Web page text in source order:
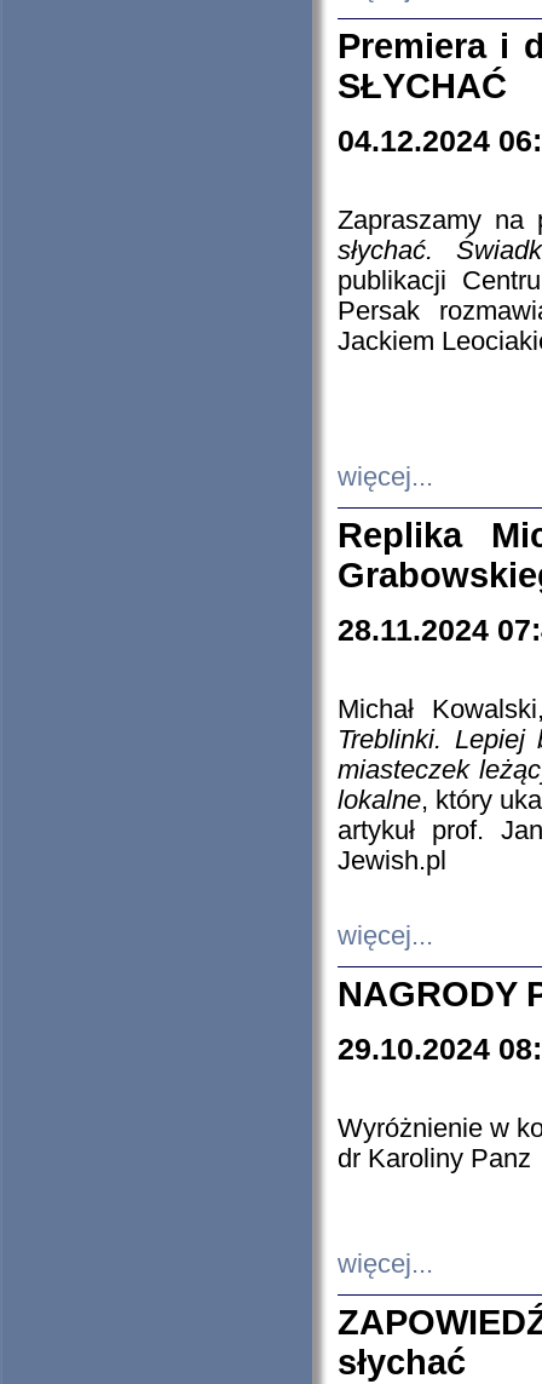
Premiera i
SŁYCHAĆ
04.12.2024
Zapraszamy
słychać.
publikacji
Persak
Jackiem
więcej...
Replika
28.11.2024
Michał
Treblinki. Lepiej
miasteczek
lokalne, który
artykuł prof.
Jewish.pl
więcej...
NAGRODY
29.10.2024
Wyróżnienie w
dr Karoliny Panz
więcej...
słychać